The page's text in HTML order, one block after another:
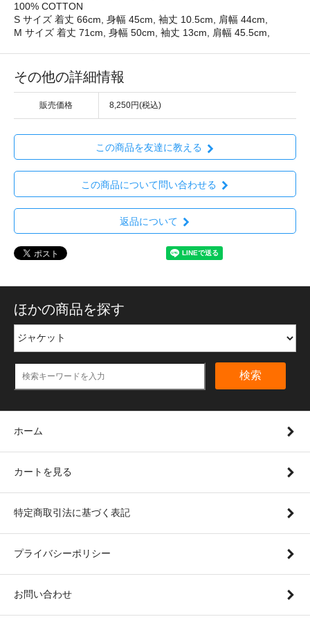
100% COTTON
S サイズ 着丈 66cm, 身幅 45cm, 袖丈 10.5cm, 肩幅 44cm,
M サイズ 着丈 71cm, 身幅 50cm, 袖丈 13cm, 肩幅 45.5cm,
その他の詳細情報
販売価格 8,250円(税込)
この商品を友達に教える
この商品について問い合わせる
返品について
ほかの商品を探す
検索
ホーム
カートを見る
特定商取引法に基づく表記
プライバシーポリシー
お問い合わせ